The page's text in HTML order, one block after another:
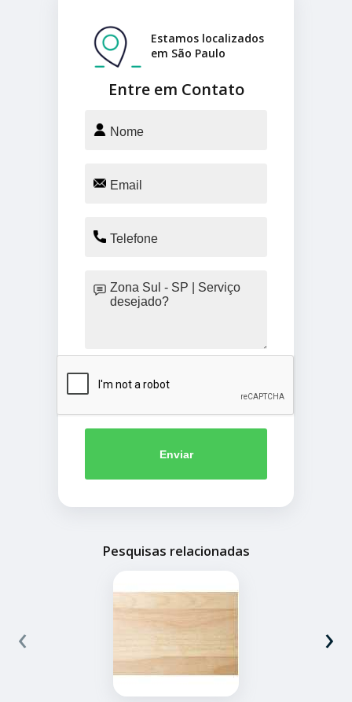
Entre em Contato
Estamos localizados
em São Paulo
Enviar
Pesquisas relacionadas
‹ ›